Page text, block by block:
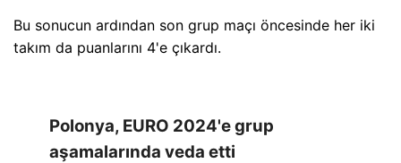
Bu sonucun ardından son grup maçı öncesinde her iki
takım da puanlarını 4'e çıkardı.
Polonya, EURO 2024'e grup
aşamalarında veda etti